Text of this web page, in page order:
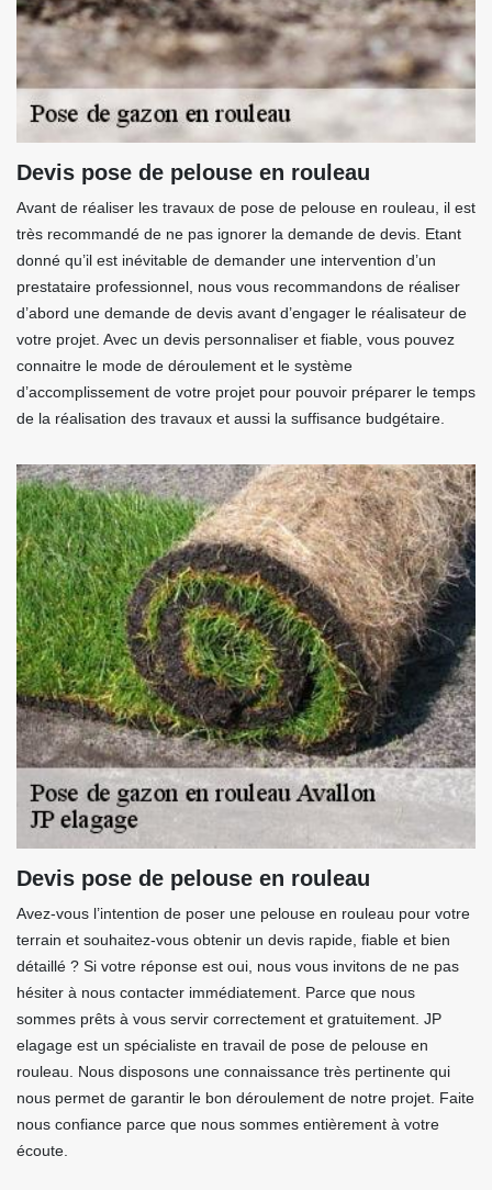
Devis pose de pelouse en rouleau
Avant de réaliser les travaux de pose de pelouse en rouleau, il est
très recommandé de ne pas ignorer la demande de devis. Etant
donné qu’il est inévitable de demander une intervention d’un
prestataire professionnel, nous vous recommandons de réaliser
d’abord une demande de devis avant d’engager le réalisateur de
votre projet. Avec un devis personnaliser et fiable, vous pouvez
connaitre le mode de déroulement et le système
d’accomplissement de votre projet pour pouvoir préparer le temps
de la réalisation des travaux et aussi la suffisance budgétaire.
Devis pose de pelouse en rouleau
Avez-vous l’intention de poser une pelouse en rouleau pour votre
terrain et souhaitez-vous obtenir un devis rapide, fiable et bien
détaillé ? Si votre réponse est oui, nous vous invitons de ne pas
hésiter à nous contacter immédiatement. Parce que nous
sommes prêts à vous servir correctement et gratuitement. JP
elagage est un spécialiste en travail de pose de pelouse en
rouleau. Nous disposons une connaissance très pertinente qui
nous permet de garantir le bon déroulement de notre projet. Faite
nous confiance parce que nous sommes entièrement à votre
écoute.